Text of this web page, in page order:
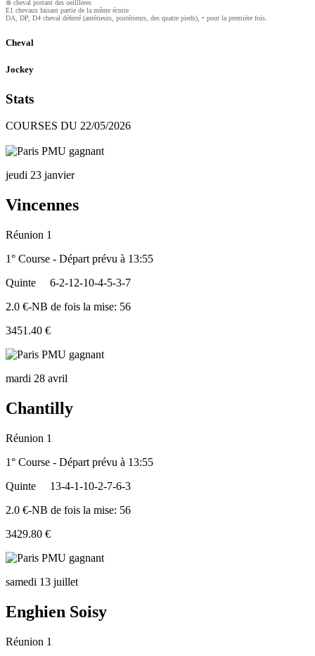
⊗ cheval portant des oeilllères
E1 chevaux faisant partie de la même écurie
DA, DP, D4 cheval déferré (antérieurs, postérieurs, des quatre pieds), • pour la première fois.
Cheval
Jockey
Stats
COURSES DU 22/05/2026
jeudi 23 janvier
Vincennes
Réunion 1
1° Course - Départ prévu à 13:55
Quinte
6-2-12-10-4-5-3-7
2.0 €-NB de fois la mise: 56
3451.40 €
mardi 28 avril
Chantilly
Réunion 1
1° Course - Départ prévu à 13:55
Quinte
13-4-1-10-2-7-6-3
2.0 €-NB de fois la mise: 56
3429.80 €
samedi 13 juillet
Enghien Soisy
Réunion 1